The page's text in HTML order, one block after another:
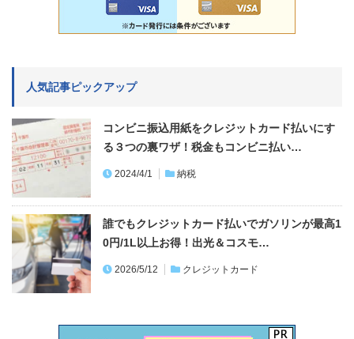
人気記事ピックアップ
コンビニ振込用紙をクレジットカード払いにす
る３つの裏ワザ！税金もコンビニ払い…
2024/4/1 納税
誰でもクレジットカード払いでガソリンが最高1
0円/1L以上お得！出光＆コスモ…
2026/5/12 クレジットカード